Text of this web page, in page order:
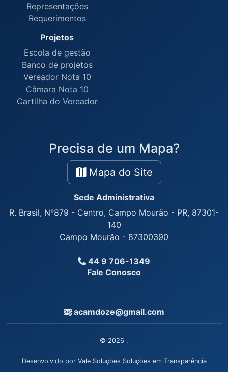
Representações
Requerimentos
Projetos
Escola de gestão
Banco de projetos
Vereador Nota 10
Câmara Nota 10
Cartilha do Vereador
Precisa de um Mapa?
Mapa do Site
Sede Administrativa
R. Brasil, Nº879 - Centro, Campo Mourão - PR, 87301-
140
Campo Mourão - 87300390
44 9 706-1349
Fale Conosco
acamdoze@gmail.com
© 2026 .
Desenvolvido por Vale Soluções Soluções em Transparência